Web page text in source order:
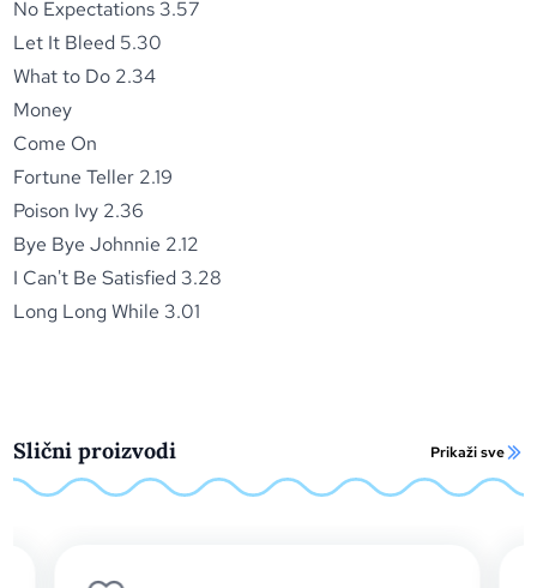
No Expectations 3.57
Let It Bleed 5.30
What to Do 2.34
Money
Come On
Fortune Teller 2.19
Poison Ivy 2.36
Bye Bye Johnnie 2.12
I Can't Be Satisfied 3.28
Long Long While 3.01
Slični proizvodi Prikaži sve